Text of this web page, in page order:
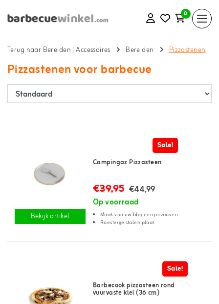
0
Terug naar Bereiden |Accessoires Bereiden Pizzastenen
Pizzastenen voor barbecue
Bekijk artikel
Sale!
Campingaz Pizzasteen
€39,95 €44,99
Op voorraad
Maak van uw bbq een pizzaoven
Roestvrije stalen plaat
Sale!
Barbecook pizzasteen rond
vuurvaste klei (36 cm)